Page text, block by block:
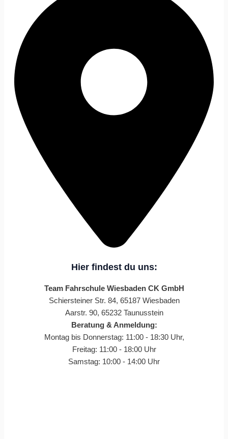
Hier findest du uns:
Team Fahrschule Wiesbaden CK GmbH
Schiersteiner Str. 84, 65187 Wiesbaden
Aarstr. 90, 65232 Taunusstein
Beratung & Anmeldung:
Montag bis Donnerstag: 11:00 - 18:30 Uhr,
Freitag: 11:00 - 18:00 Uhr
Samstag: 10:00 - 14:00 Uhr